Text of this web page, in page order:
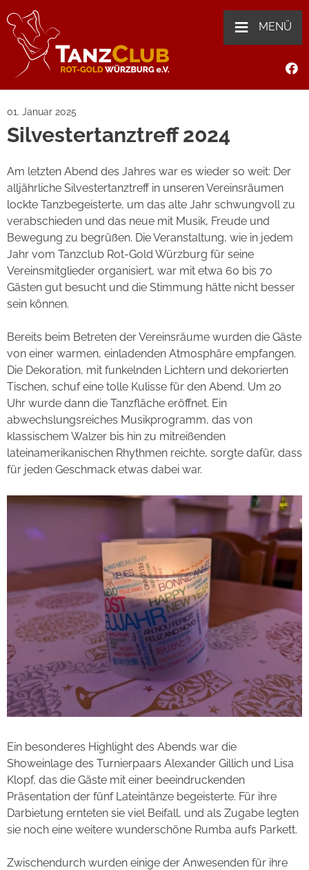
≡ MENÜ
01. Januar 2025
Silvestertanztreff 2024
Am letzten Abend des Jahres war es wieder so weit: Der
alljährliche Silvestertanztreff in unseren Vereinsräumen
lockte Tanzbegeisterte, um das alte Jahr schwungvoll zu
verabschieden und das neue mit Musik, Freude und
Bewegung zu begrüßen. Die Veranstaltung, wie in jedem
Jahr vom Tanzclub Rot-Gold Würzburg für seine
Vereinsmitglieder organisiert, war mit etwa 60 bis 70
Gästen gut besucht und die Stimmung hätte nicht besser
sein können.
Bereits beim Betreten der Vereinsräume wurden die Gäste
von einer warmen, einladenden Atmosphäre empfangen.
Die Dekoration, mit funkelnden Lichtern und dekorierten
Tischen, schuf eine tolle Kulisse für den Abend. Um 20
Uhr wurde dann die Tanzfläche eröffnet. Ein
abwechslungsreiches Musikprogramm, das von
klassischem Walzer bis hin zu mitreißenden
lateinamerikanischen Rhythmen reichte, sorgte dafür, dass
für jeden Geschmack etwas dabei war.
Ein besonderes Highlight des Abends war die
Showeinlage des Turnierpaars Alexander Gillich und Lisa
Klopf, das die Gäste mit einer beeindruckenden
Präsentation der fünf Lateintänze begeisterte. Für ihre
Darbietung ernteten sie viel Beifall, und als Zugabe legten
sie noch eine weitere wunderschöne Rumba aufs Parkett.
Zwischendurch wurden einige der Anwesenden für ihre